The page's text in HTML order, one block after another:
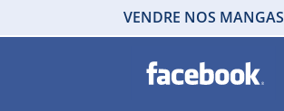
VENDRE NOS MANGAS